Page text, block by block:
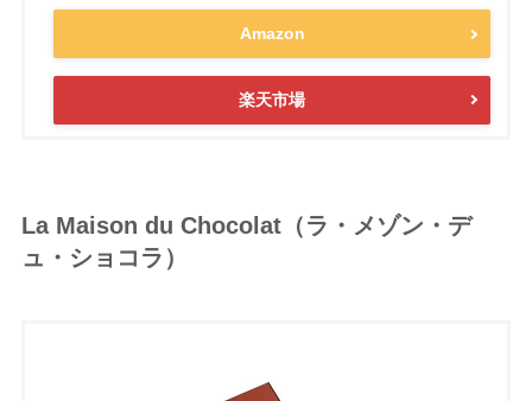
Amazon
楽天市場
La Maison du Chocolat（ラ・メゾン・デ
ュ・ショコラ）